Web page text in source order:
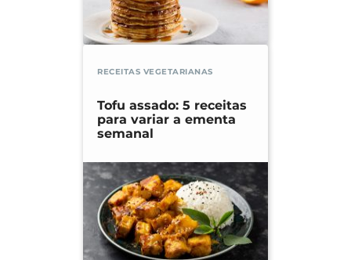
RECEITAS VEGETARIANAS
Tofu assado: 5 receitas
para variar a ementa
semanal